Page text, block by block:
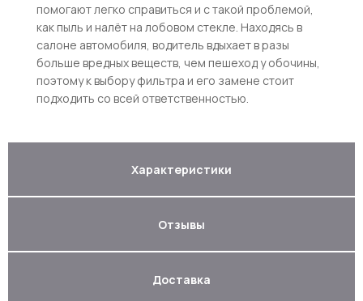
помогают легко справиться и с такой проблемой,
как пыль и налёт на лобовом стекле. Находясь в
салоне автомобиля, водитель вдыхает в разы
больше вредных веществ, чем пешеход у обочины,
поэтому к выбору фильтра и его замене стоит
подходить со всей ответственностью.
Характеристики
Отзывы
Доставка